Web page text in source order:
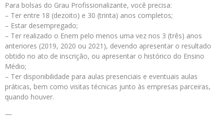
Para bolsas do Grau Profissionalizante, você precisa:
– Ter entre 18 (dezoito) e 30 (trinta) anos completos;
– Estar desempregado;
– Ter realizado o Enem pelo menos uma vez nos 3 (três) anos
anteriores (2019, 2020 ou 2021), devendo apresentar o resultado
obtido no ato de inscrição, ou apresentar o histórico do Ensino
Médio;
– Ter disponibilidade para aulas presenciais e eventuais aulas
práticas, bem como visitas técnicas junto às empresas parceiras,
quando houver.
—